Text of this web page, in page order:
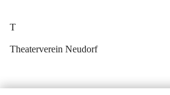
T
Theaterverein Neudorf